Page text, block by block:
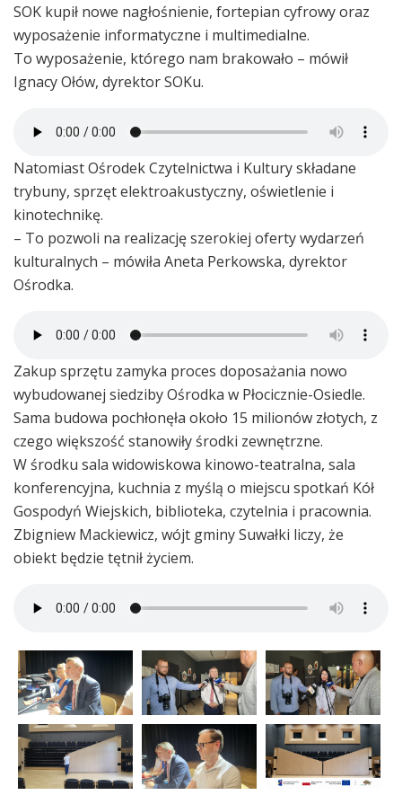
SOK kupił nowe nagłośnienie, fortepian cyfrowy oraz
wyposażenie informatyczne i multimedialne.
To wyposażenie, którego nam brakowało – mówił
Ignacy Ołów, dyrektor SOKu.
Natomiast Ośrodek Czytelnictwa i Kultury składane
trybuny, sprzęt elektroakustyczny, oświetlenie i
kinotechnikę.
– To pozwoli na realizację szerokiej oferty wydarzeń
kulturalnych – mówiła Aneta Perkowska, dyrektor
Ośrodka.
Zakup sprzętu zamyka proces doposażania nowo
wybudowanej siedziby Ośrodka w Płocicznie-Osiedle.
Sama budowa pochłonęła około 15 milionów złotych, z
czego większość stanowiły środki zewnętrzne.
W środku sala widowiskowa kinowo-teatralna, sala
konferencyjna, kuchnia z myślą o miejscu spotkań Kół
Gospodyń Wiejskich, biblioteka, czytelnia i pracownia.
Zbigniew Mackiewicz, wójt gminy Suwałki liczy, że
obiekt będzie tętnił życiem.